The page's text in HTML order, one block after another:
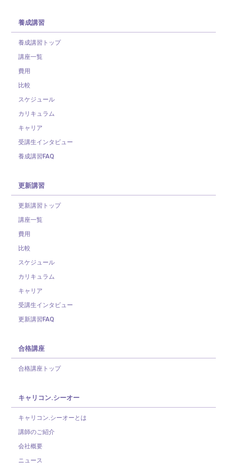
養成講習
養成講習トップ
講座一覧
費用
比較
スケジュール
カリキュラム
キャリア
受講生インタビュー
養成講習FAQ
更新講習
更新講習トップ
講座一覧
費用
比較
スケジュール
カリキュラム
キャリア
受講生インタビュー
更新講習FAQ
合格講座
合格講座トップ
キャリコン.シーオー
キャリコン.シーオーとは
講師のご紹介
会社概要
ニュース